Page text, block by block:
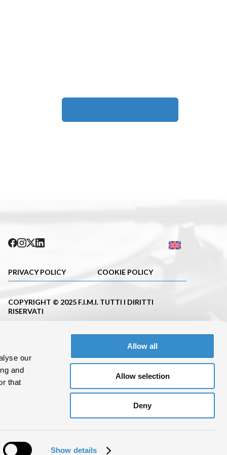
our
and
that
Show details
Allow all
Allow selection
Deny
PRIVACY POLICY COOKIE POLICY
COPYRIGHT © 2025 F.I.M.I. TUTTI I DIRITTI
RISERVATI
C. F.10695620152 P.IVA 08288100962